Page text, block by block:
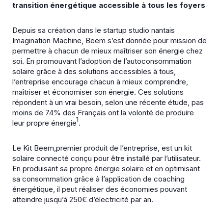
transition énergétique accessible à tous les foyers
Depuis sa création dans le startup studio nantais
Imagination Machine, Beem s’est donnée pour mission de
permettre à chacun de mieux maîtriser son énergie chez
soi. En promouvant l’adoption de l’autoconsommation
solaire grâce à des solutions accessibles à tous,
l’entreprise encourage chacun à mieux comprendre,
maîtriser et économiser son énergie. Ces solutions
répondent à un vrai besoin, selon une récente étude, pas
moins de 74% des Français ont la volonté de produire
leur propre énergie1.
Le Kit Beem,premier produit de l’entreprise, est un kit
solaire connecté conçu pour être installé par l’utilisateur.
En produisant sa propre énergie solaire et en optimisant
sa consommation grâce à l’application de coaching
énergétique, il peut réaliser des économies pouvant
atteindre jusqu’à 250€ d’électricité par an.